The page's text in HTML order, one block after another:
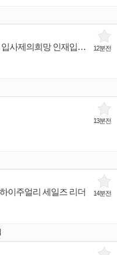
12분전
서울 전체 에서 의류 일자리를 찾고있는 입사제의희망 인재입니다.
13분전
14분전
이주얼리 세일즈 리더